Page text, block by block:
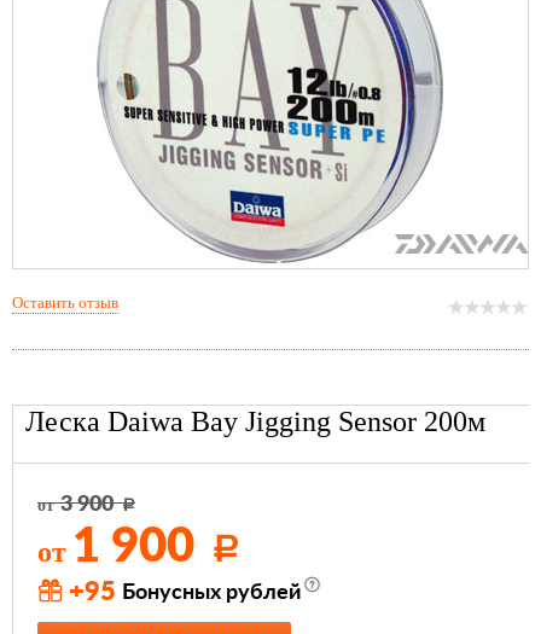
Леска Daiwa Bay Jigging Sensor 200м
от 3 900 Р
от 1 900
Р
+95 Бонусных рублей
Оставить отзыв